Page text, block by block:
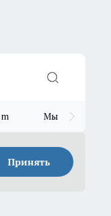
Мы в MAX
Принять